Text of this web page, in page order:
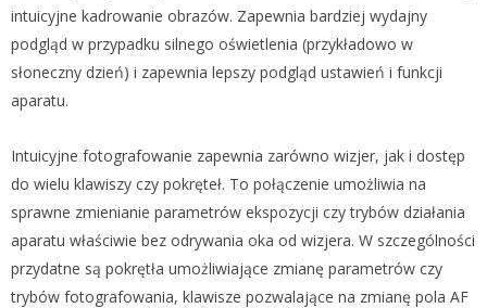
intuicyjne kadrowanie obrazów. Zapewnia bardziej wydajny
podgląd w przypadku silnego oświetlenia (przykładowo w
słoneczny dzień) i zapewnia lepszy podgląd ustawień i funkcji
aparatu.
Intuicyjne fotografowanie zapewnia zarówno wizjer, jak i dostęp
do wielu klawiszy czy pokręteł. To połączenie umożliwia na
sprawne zmienianie parametrów ekspozycji czy trybów działania
aparatu właściwie bez odrywania oka od wizjera. W szczególności
przydatne są pokrętła umożliwiające zmianę parametrów czy
trybów fotografowania, klawisze pozwalające na zmianę pola AF